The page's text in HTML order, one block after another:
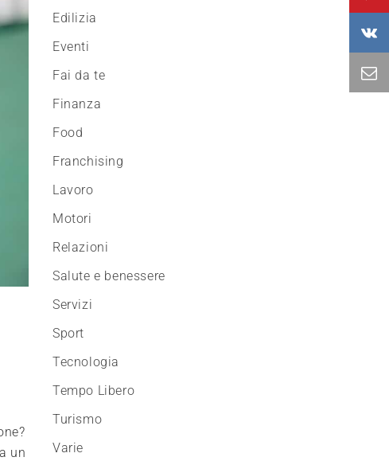
un
Edilizia
Eventi
Fai da te
Finanza
Food
Franchising
Lavoro
Motori
Relazioni
Salute e benessere
Servizi
Sport
Tecnologia
Tempo Libero
Turismo
Varie